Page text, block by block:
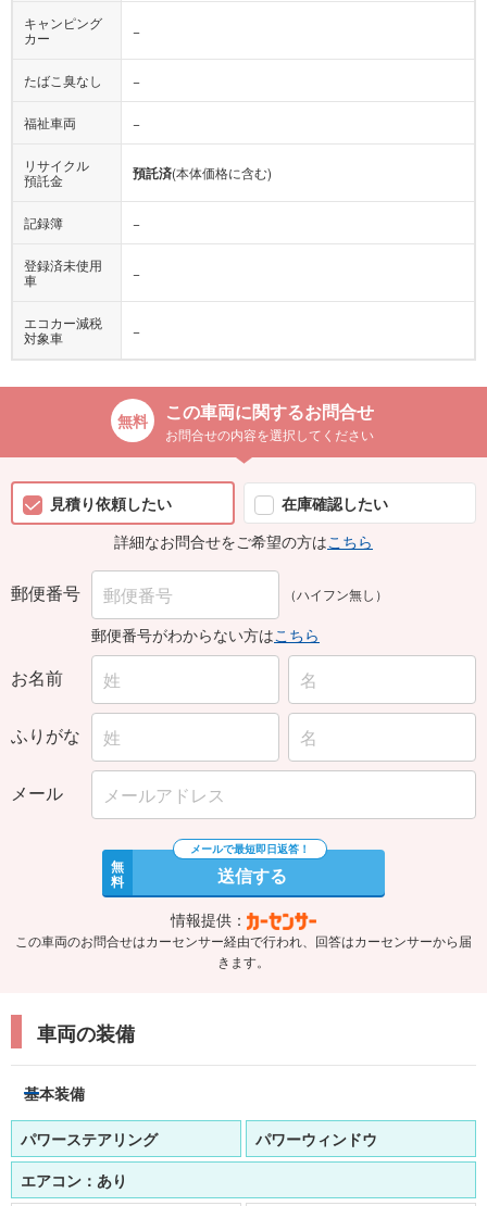
キャンピング
カー
−
たばこ臭なし −
福祉車両 −
リサイクル
預託金
預託済(本体価格に含む)
記録簿 −
登録済未使用
車
−
エコカー減税
対象車
−
この車両に関するお問合せ
お問合せの内容を選択してください
見積り依頼したい
在庫確認したい
詳細なお問合せをご希望の方はこちら
郵便番号 （ハイフン無し）
郵便番号がわからない方はこちら
お名前
ふりがな
メール
無
料 送信する
情報提供：
この車両のお問合せはカーセンサー経由で行われ、回答はカーセンサーから届
きます。
車両の装備
基本装備
パワーステアリング
パワーウィンドウ
エアコン： あり